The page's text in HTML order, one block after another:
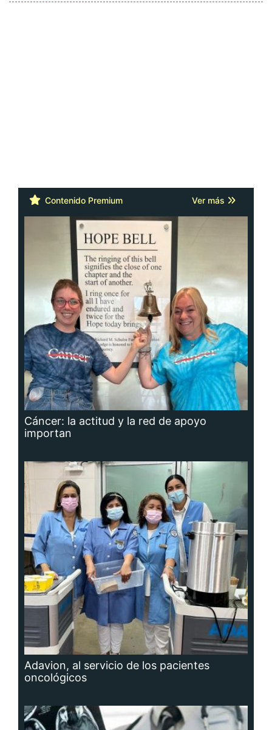
Contenido Premium Ver más
Cáncer: la actitud y la red de apoyo
importan
Adavion, al servicio de los pacientes
oncológicos